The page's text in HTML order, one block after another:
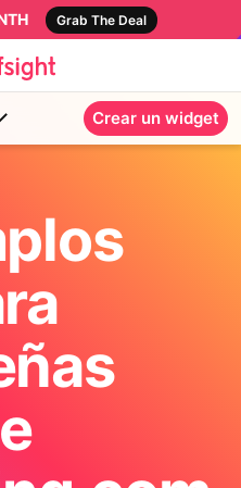
Grab The Deal
Crear un widget